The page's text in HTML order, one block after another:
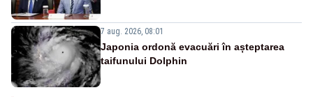
7 aug. 2026, 08:01
Japonia ordonă evacuări în așteptarea
taifunului Dolphin